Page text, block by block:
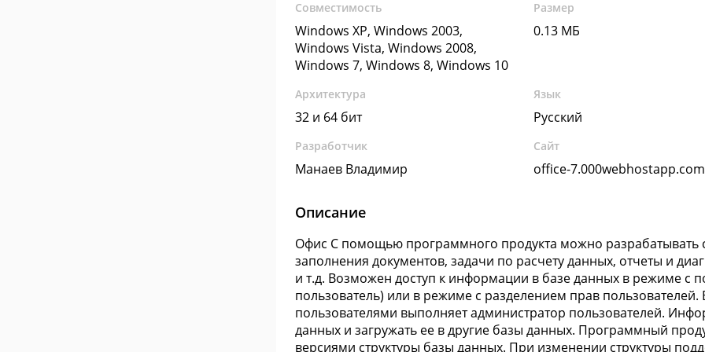
Совместимость
Windows XP, Windows 2003,
Windows Vista, Windows 2008,
Windows 7, Windows 8, Windows 10
Размер
0.13 МБ
Архитектура
32 и 64 бит
Язык
Русский
Разработчик
Манаев Владимир
Сайт
office-7.000webhostapp.com
Описание
Офис С помощью программного продукта можно разрабатывать
заполнения документов, задачи по расчету данных, отчеты и
и т.д. Возможен доступ к информации в базе данных в режиме с
пользователь) или в режиме с разделением прав
пользователями выполняет администратор пользователей.
данных и загружать ее в другие базы данных. Программный
версиями структуры базы данных. При изменении структуры